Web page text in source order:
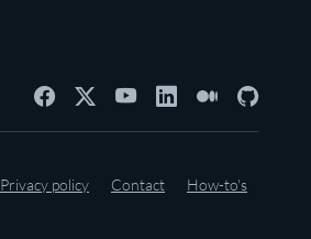
Privacy policy Contact How-to's